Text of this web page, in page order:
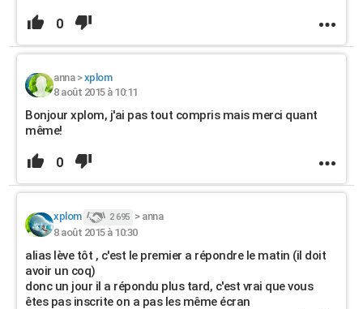
0
anna>xplom
8 août 2015 à 10:11
Bonjour xplom, j'ai pas tout compris mais merci quant
même!
0
xplom 2 695 > anna
8 août 2015 à 10:30
alias lève tôt , c'est le premier a répondre le matin (il doit
avoir un coq)
donc un jour il a répondu plus tard, c'est vrai que vous
êtes pas inscrite on a pas les même écran